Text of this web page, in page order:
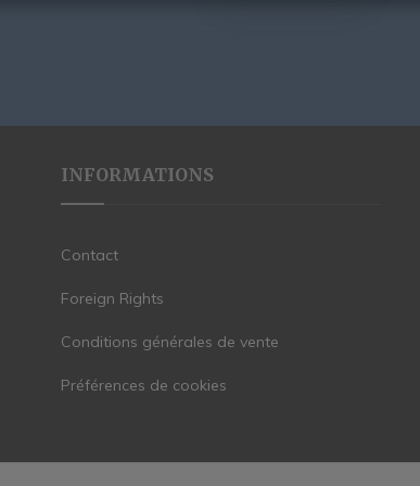
INFORMATIONS
Contact
Foreign Rights
Conditions générales de vente
Préférences de cookies